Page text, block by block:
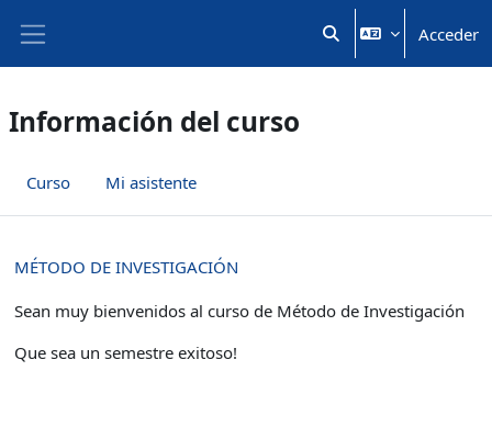
Selector de búsqueda
Acceder
Información del curso
Curso Mi asistente
MÉTODO DE INVESTIGACIÓN
Sean muy bienvenidos al curso de Método de Investigación
Que sea un semestre exitoso!